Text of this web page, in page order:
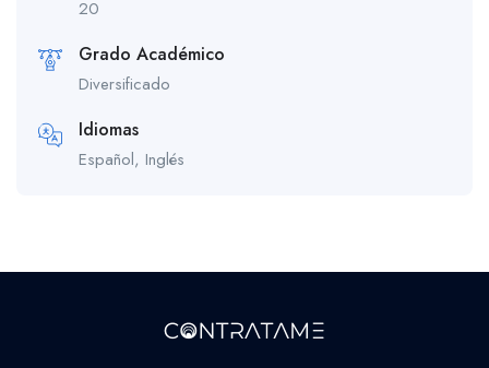
20
Grado Académico
Diversificado
Idiomas
Español, Inglés